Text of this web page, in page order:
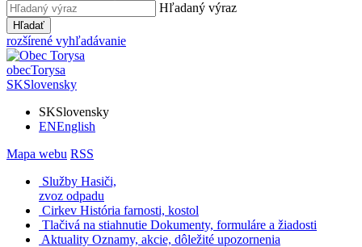
Hľadaný výraz
Hľadať
rozšírené vyhľadávanie
obecTorysa
SKSlovensky
SKSlovensky
ENEnglish
Mapa webu RSS
Služby Hasiči,
zvoz odpadu
Cirkev História farnosti, kostol
Tlačivá na stiahnutie Dokumenty, formuláre a žiadosti
Aktuality Oznamy, akcie, dôležité upozornenia